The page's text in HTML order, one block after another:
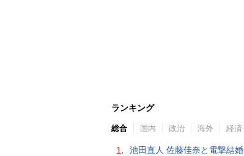
ランキング
総合 国内 政治 海外 経済
1. 池田直人 佐藤佳奈と電撃結婚